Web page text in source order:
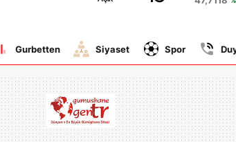
Antalya
Aydın
Balıkesir
Gurbetten Siyaset Spor